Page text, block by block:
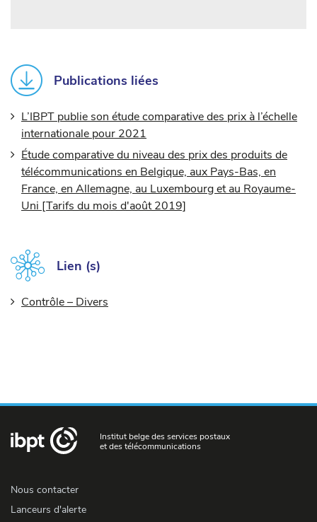
Publications liées
L’IBPT publie son étude comparative des prix à l’échelle
internationale pour 2021
Étude comparative du niveau des prix des produits de
télécommunications en Belgique, aux Pays-Bas, en
France, en Allemagne, au Luxembourg et au Royaume-
Uni [Tarifs du mois d'août 2019]
Lien (s)
Contrôle – Divers
Institut belge des services postaux
et des télécommunications
Nous contacter
Lanceurs d'alerte